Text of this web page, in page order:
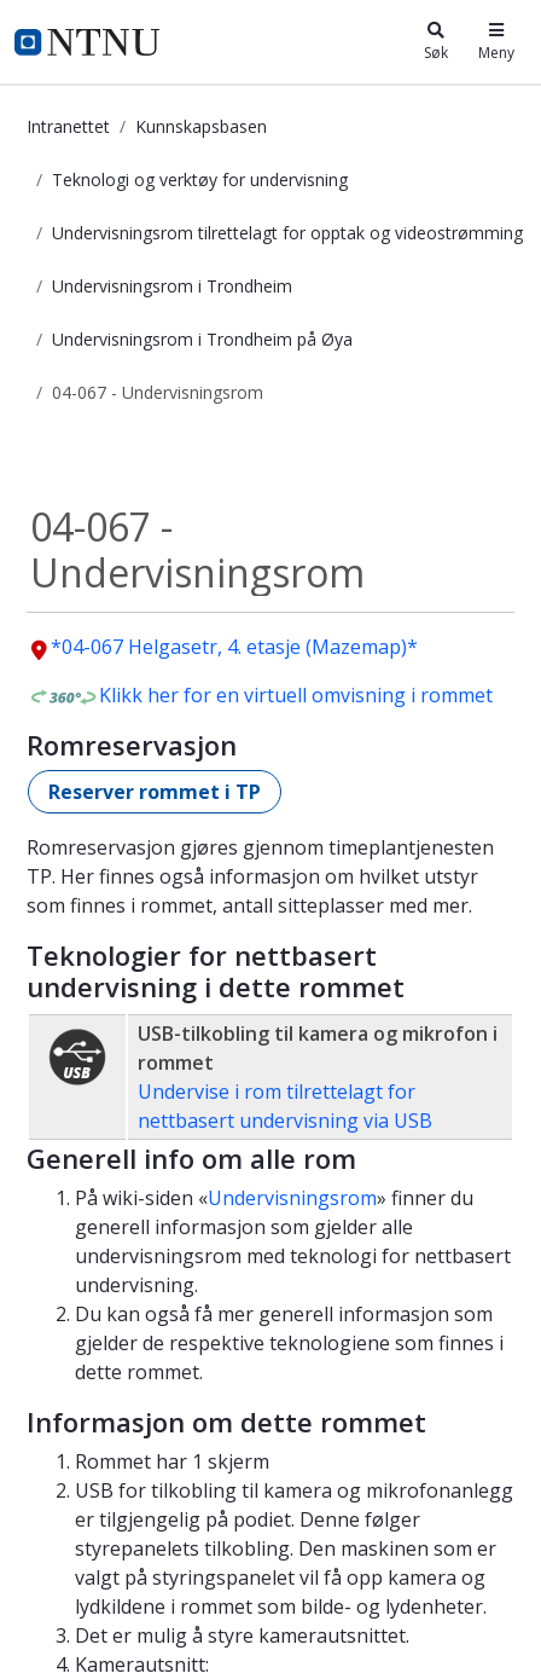
i.ntnu.no Søk Meny
Intranettet Kunnskapsbasen
Teknologi og verktøy for undervisning
Undervisningsrom tilrettelagt for opptak og videostrømming
Undervisningsrom i Trondheim
Undervisningsrom i Trondheim på Øya
04-067 - Undervisningsrom
04-067 -
Undervisningsrom
*04-067 Helgasetr, 4. etasje (Mazemap)*
Klikk her for en virtuell omvisning i rommet
Romreservasjon
Reserver rommet i TP
Romreservasjon gjøres gjennom timeplantjenesten
TP. Her finnes også informasjon om hvilket utstyr
som finnes i rommet, antall sitteplasser med mer.
Teknologier for nettbasert
undervisning i dette rommet
USB-tilkobling til kamera og mikrofon i
rommet
Undervise i rom tilrettelagt for
nettbasert undervisning via USB
Generell info om alle rom
På wiki-siden «Undervisningsrom» finner du
generell informasjon som gjelder alle
undervisningsrom med teknologi for nettbasert
undervisning.
Du kan også få mer generell informasjon som
gjelder de respektive teknologiene som finnes i
dette rommet.
Informasjon om dette rommet
Rommet har 1 skjerm
USB for tilkobling til kamera og mikrofonanlegg
er tilgjengelig på podiet. Denne følger
styrepanelets tilkobling. Den maskinen som er
valgt på styringspanelet vil få opp kamera og
lydkildene i rommet som bilde- og lydenheter.
Det er mulig å styre kamerautsnittet.
Kamerautsnitt: